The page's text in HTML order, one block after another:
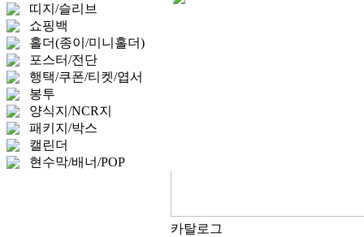
띠지/슬리브
쇼핑백
홀더(종이/미니홀더)
포스터/전단
행택/쿠폰/티켓/엽서
봉투
양식지/NCR지
패키지/박스
캘린더
현수막/배너/POP
카탈로그